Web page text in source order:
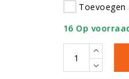
Toevoegen
16 Op